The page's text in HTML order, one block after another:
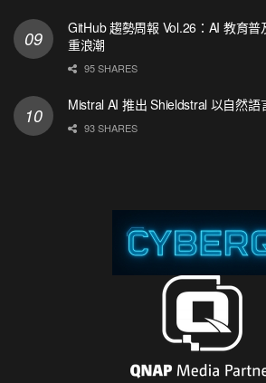
GitHub 趨勢周報 Vol.26：AI 教育
重浪潮
95 SHARES
Mistral AI 推出 Shieldstral 以自然語
93 SHARES